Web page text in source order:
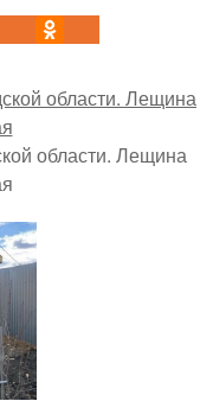
области. Лещина